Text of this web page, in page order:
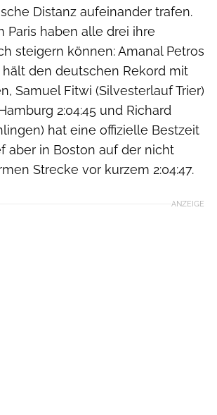
Distanz aufeinander trafen.
Paris haben alle drei ihre
steigern können: Amanal Petros
hält den deutschen Rekord mit
Samuel Fitwi (Silvesterlauf Trier)
2:04:45 und Richard
hat eine offizielle Bestzeit
aber in Boston auf der nicht
Strecke vor kurzem 2:04:47.
ANZEIGE